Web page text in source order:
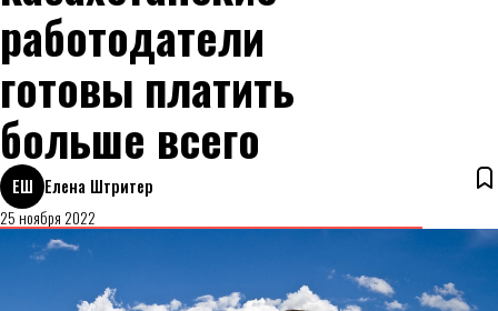
работодатели
готовы платить
больше всего
ЕШ Елена Штритер
25 ноября 2022